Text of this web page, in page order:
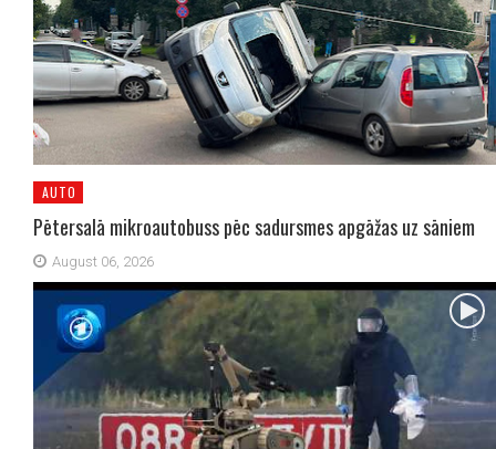
AUTO
Pētersalā mikroautobuss pēc sadursmes apgāžas uz sāniem
August 06, 2026